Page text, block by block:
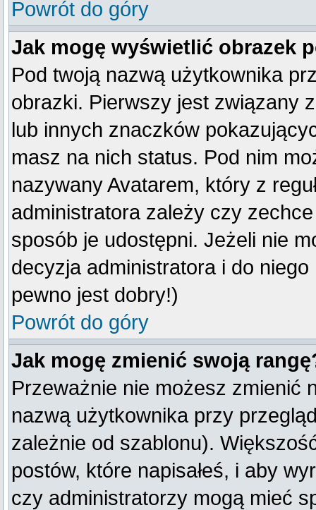
Powrót do góry
Jak mogę wyświetlić obrazek
Pod twoją nazwą użytkownika
obrazki. Pierwszy jest związany
lub innych znaczków
masz na nich status. Pod nim
nazywany Avatarem, który z
administratora zależy czy
sposób je udostępni. Jeżeli nie
decyzja administratora i do
pewno jest dobry!)
Powrót do góry
Jak mogę zmienić swoją
Przeważnie nie możesz zmienić
nazwą użytkownika przy
zależnie od szablonu).
postów, które napisałeś, i aby
czy administratorzy mogą mieć